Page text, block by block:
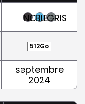
NOIRBLEUGRIS
512Go
septembre
2024